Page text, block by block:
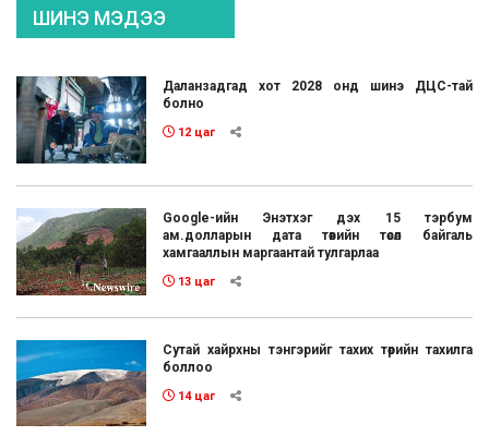
ШИНЭ МЭДЭЭ
Даланзадгад хот 2028 онд шинэ ДЦС-тай
болно
12 цаг
Google-ийн Энэтхэг дэх 15 тэрбум
ам.долларын дата төвийн төсөл байгаль
хамгааллын маргаантай тулгарлаа
13 цаг
Сутай хайрхны тэнгэрийг тахих төрийн тахилга
боллоо
14 цаг